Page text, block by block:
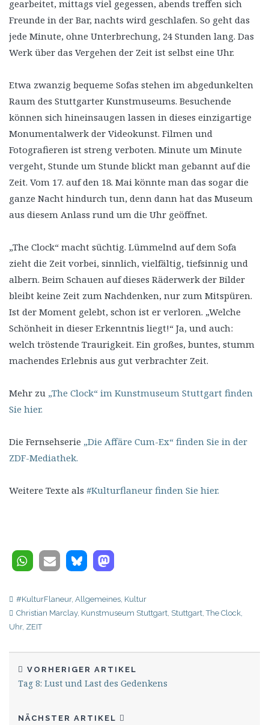
gearbeitet, mittags viel gegessen, abends treffen sich
Freunde in der Bar, nachts wird geschlafen. So geht das
jede Minute, ohne Unterbrechung, 24 Stunden lang. Das
Werk über das Vergehen der Zeit ist selbst eine Uhr.
Etwa zwanzig bequeme Sofas stehen im abgedunkelten
Raum des Stuttgarter Kunstmuseums. Besuchende
können sich hineinsaugen lassen in dieses einzigartige
Monumentalwerk der Videokunst. Filmen und
Fotografieren ist streng verboten. Minute um Minute
vergeht, Stunde um Stunde blickt man gebannt auf die
Zeit. Vom 17. auf den 18. Mai könnte man das sogar die
ganze Nacht hindurch tun, denn dann hat das Museum
aus diesem Anlass rund um die Uhr geöffnet.
„The Clock“ macht süchtig. Lümmelnd auf dem Sofa
zieht die Zeit vorbei, sinnlich, vielfältig, tiefsinnig und
albern. Beim Schauen auf dieses Räderwerk der Bilder
bleibt keine Zeit zum Nachdenken, nur zum Mitspüren.
Ist der Moment gelebt, schon ist er verloren. „Welche
Schönheit in dieser Erkenntnis liegt!“ Ja, und auch:
welch tröstende Traurigkeit. Ein großes, buntes, stumm
machendes Erlebnis aus gut verbrachter Zeit.
Mehr zu „The Clock“ im Kunstmuseum Stuttgart finden
Sie hier.
Die Fernsehserie „Die Affäre Cum-Ex“ finden Sie in der
ZDF-Mediathek.
Weitere Texte als #Kulturflaneur finden Sie hier.
#KulturFlaneur, Allgemeines Kultur
Christian Marclay, Kunstmuseum Stuttgart Stuttgart ,The Clock
Uhr, ZEIT
VORHERIGER ARTIKEL
Tag 8: Lust und Last des Gedenkens
NÄCHSTER ARTIKEL